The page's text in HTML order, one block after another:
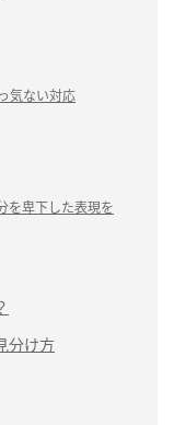
気ない対応
を卑下した表現を
分け方